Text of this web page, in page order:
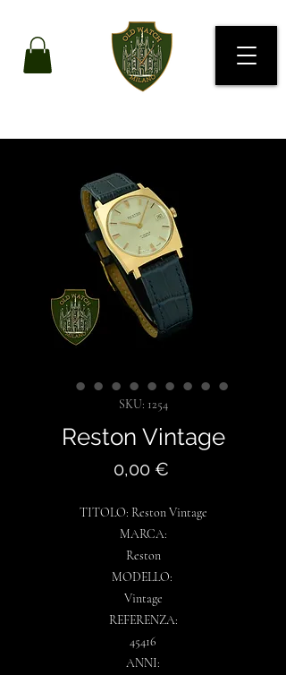
SKU: 1254
Reston Vintage
0,00 €Prezzo
TITOLO: Reston Vintage
MARCA:
Reston
MODELLO:
Vintage
REFERENZA:
45416
ANNI: